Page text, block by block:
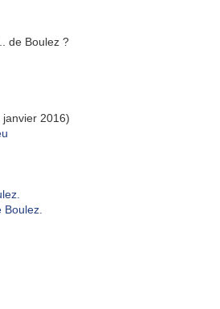
de Boulez ?
janvier 2016)